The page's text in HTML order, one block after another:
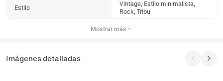
Estilo
Vintage, Estilo minimalista,
Rock, Tribu
Mostrar más
Imágenes detalladas